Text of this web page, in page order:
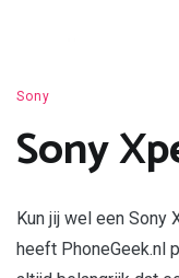
Sony
Sony
Kun jij wel een Sony
heeft PhoneGeek.nl